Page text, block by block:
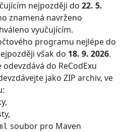
nejpozději do 22. 5.
znamená navrženo
vyučujícím.
programu nejlépe do
však do 18. 9. 2026.
do ReCodExu
jako ZIP archiv, ve
soubor pro Maven